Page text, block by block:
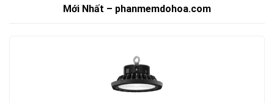
Mới Nhất – phanmemdohoa.com